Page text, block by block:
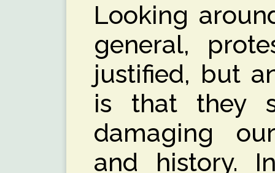
Looking
general,
justified, but
is that they
damaging
and history.